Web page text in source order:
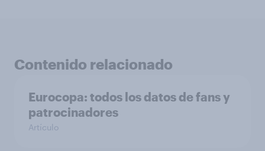
Contenido relacionado
Eurocopa: todos los datos de fans y
patrocinadores
Artículo